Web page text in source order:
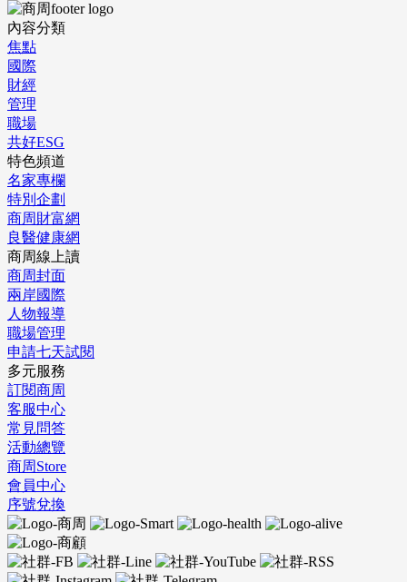
內容分類
焦點
國際
財經
管理
職場
共好ESG
特色頻道
名家專欄
特別企劃
商周財富網
良醫健康網
商周線上讀
商周封面
兩岸國際
人物報導
職場管理
申請七天試閱
多元服務
訂閱商周
客服中心
常見問答
活動總覽
商周Store
會員中心
序號兌換